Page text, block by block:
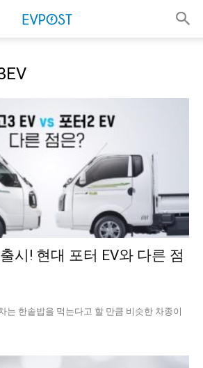
시! 현대 포터 EV와 다른 점
는 한솥밥을 먹는다고 할 만큼 비슷한 차종이